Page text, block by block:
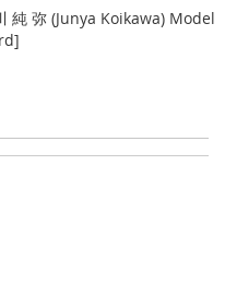
純 弥 (Junya Koikawa) Model